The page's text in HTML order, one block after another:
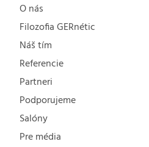
O nás
Filozofia GERnétic
Náš tím
Referencie
Partneri
Podporujeme
Salóny
Pre média